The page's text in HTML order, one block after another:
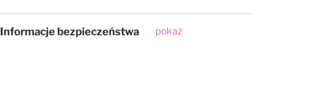
Informacje bezpieczeństwa pokaż